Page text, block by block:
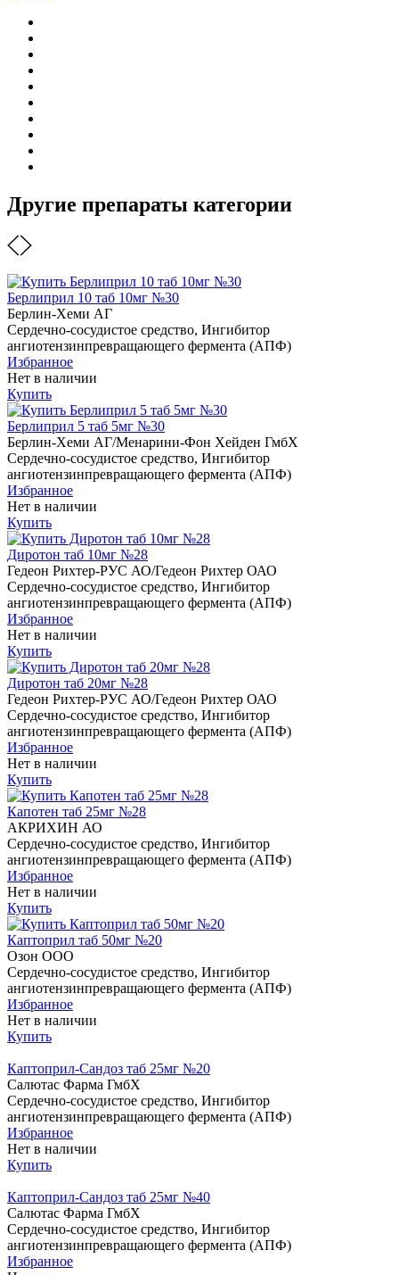
Другие препараты категории
Берлиприл 10 таб 10мг №30
Берлин-Хеми АГ
Сердечно-сосудистое средство, Ингибитор
ангиотензинпревращающего фермента (АПФ)
Избранное
Нет в наличии
Купить
Берлиприл 5 таб 5мг №30
Берлин-Хеми АГ/Менарини-Фон Хейден ГмбХ
Сердечно-сосудистое средство, Ингибитор
ангиотензинпревращающего фермента (АПФ)
Избранное
Нет в наличии
Купить
Диротон таб 10мг №28
Гедеон Рихтер-РУС АО/Гедеон Рихтер ОАО
Сердечно-сосудистое средство, Ингибитор
ангиотензинпревращающего фермента (АПФ)
Избранное
Нет в наличии
Купить
Диротон таб 20мг №28
Гедеон Рихтер-РУС АО/Гедеон Рихтер ОАО
Сердечно-сосудистое средство, Ингибитор
ангиотензинпревращающего фермента (АПФ)
Избранное
Нет в наличии
Купить
Капотен таб 25мг №28
АКРИХИН АО
Сердечно-сосудистое средство, Ингибитор
ангиотензинпревращающего фермента (АПФ)
Избранное
Нет в наличии
Купить
Каптоприл таб 50мг №20
Озон ООО
Сердечно-сосудистое средство, Ингибитор
ангиотензинпревращающего фермента (АПФ)
Избранное
Нет в наличии
Купить
Каптоприл-Сандоз таб 25мг №20
Салютас Фарма ГмбХ
Сердечно-сосудистое средство, Ингибитор
ангиотензинпревращающего фермента (АПФ)
Избранное
Нет в наличии
Купить
Каптоприл-Сандоз таб 25мг №40
Салютас Фарма ГмбХ
Сердечно-сосудистое средство, Ингибитор
ангиотензинпревращающего фермента (АПФ)
Избранное